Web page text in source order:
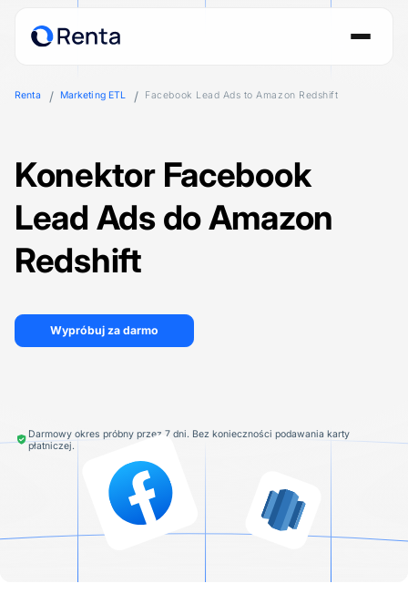
Renta Marketing ETL Facebook Lead Ads to Amazon Redshift
Konektor Facebook
Lead Ads do Amazon
Redshift
Wypróbuj za darmo
Darmowy okres próbny przez 7 dni. Bez konieczności podawania karty
płatniczej.